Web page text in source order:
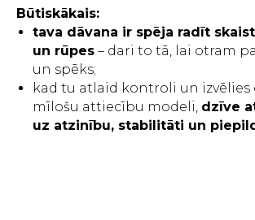
Būtiskākais:
tava dāvana ir spēja radīt
un rūpes – dari to tā, lai otram
un spēks;
kad tu atlaid kontroli un izvēlies
mīlošu attiecību modeli, dzīve
uz atzinību, stabilitāti un